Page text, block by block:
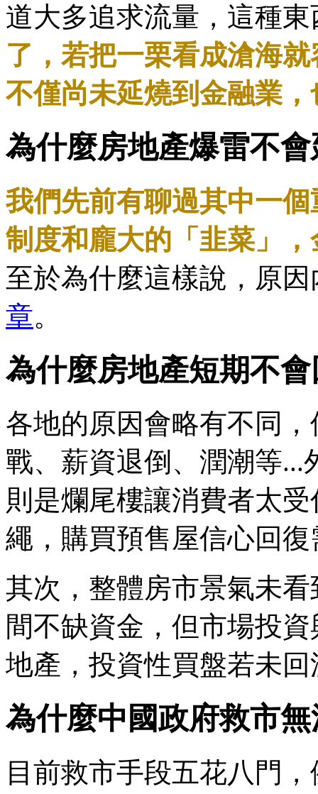
道大多追求流量，這種
了，若把一栗看成滄海
不僅尚未延燒到金融業
為什麼房地產爆雷不
我們先前有聊過其中一
制度和龐大的「韭菜」
至於為什麼這樣說，原
章。
為什麼房地產短期不
各地的原因會略有不同
戰、薪資退倒、潤潮等
則是爛尾樓讓消費者太
繩，購買預售屋信心回
其次，整體房市景氣未
間不缺資金，但市場投
地產，投資性買盤若未
為什麼中國政府救市
目前救市手段五花八門